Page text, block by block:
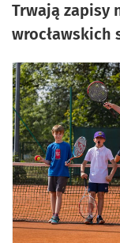
Trwają zapisy
wrocławskich